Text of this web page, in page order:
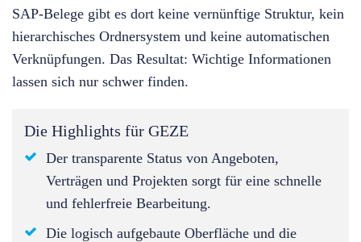
SAP-Belege gibt es dort keine vernünftige Struktur, kein
hierarchisches Ordnersystem und keine automatischen
Verknüpfungen. Das Resultat: Wichtige Informationen
lassen sich nur schwer finden.
Die Highlights für GEZE
Der transparente Status von Angeboten,
Verträgen und Projekten sorgt für eine schnelle
und fehlerfreie Bearbeitung.
Die logisch aufgebaute Oberfläche und die